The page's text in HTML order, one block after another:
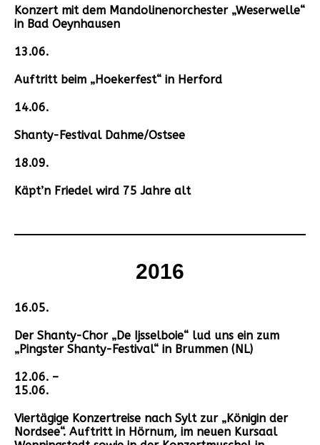
Konzert mit dem Mandolinenorchester „Weserwelle“
in Bad Oeynhausen
13.06.
Auftritt beim „Hoekerfest“ in Herford
14.06.
Shanty-Festival Dahme/Ostsee
18.09.
Käpt’n Friedel wird 75 Jahre alt
2016
16.05.
Der Shanty-Chor „De Ijsselboie“ lud uns ein zum
„Pingster Shanty-Festival“ in Brummen (NL)
12.06. –
15.06.
Viertägige Konzertreise nach Sylt zur „Königin der
Nordsee“. Auftritt in Hörnum, im neuen Kursaal